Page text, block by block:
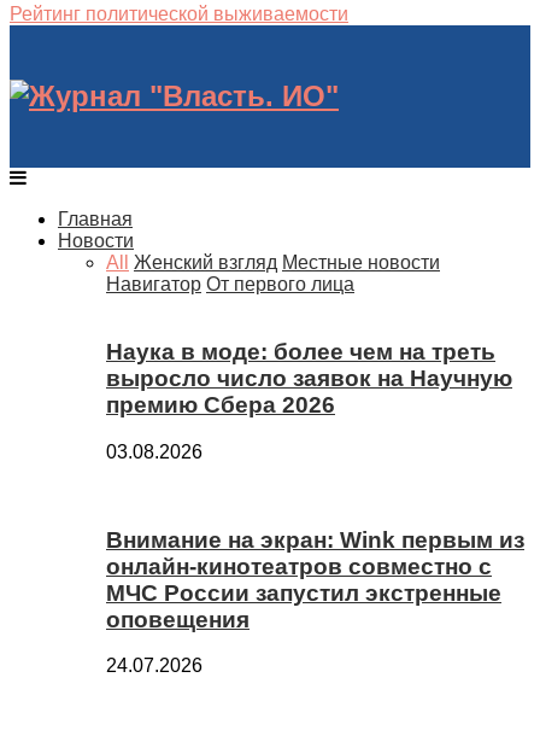
Рейтинг политической выживаемости
Главная
Новости
All
Женский взгляд Местные новости
Навигатор От первого лица
Наука в моде: более чем на треть
выросло число заявок на Научную
премию Сбера 2026
03.08.2026
Внимание на экран: Wink первым из
онлайн-кинотеатров совместно с
МЧС России запустил экстренные
оповещения
24.07.2026